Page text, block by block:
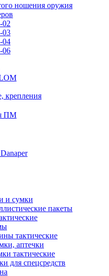
ношения оружия
02
03
04
06
крепления
ПМ
и сумки
пакеты
тактические
аптечки
тактические
для спецсредств